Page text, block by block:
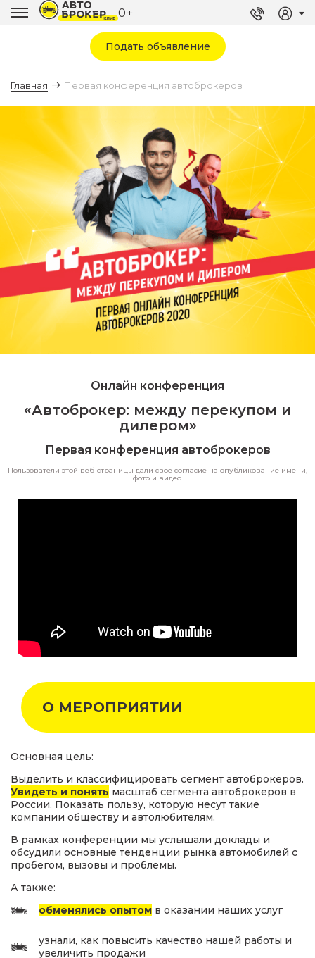
0+
Подать объявление
Главная Первая конференция автоброкеров
Онлайн конференция
«Автоброкер: между перекупом и
дилером»
Первая конференция автоброкеров
Пользователи этой веб-страницы дали своё согласие на опубликование имени,
фото и видео.
Основная цель:
Выделить и классифицировать сегмент автоброкеров.
Увидеть и понять масштаб сегмента автоброкеров в
России. Показать пользу, которую несут такие
компании обществу и автолюбителям.
В рамках конференции мы услышали доклады и
обсудили основные тенденции рынка автомобилей с
пробегом, вызовы и проблемы.
А также:
обменялись опытом в оказании наших услуг
узнали, как повысить качество нашей работы и
увеличить продажи
О МЕРОПРИЯТИИ